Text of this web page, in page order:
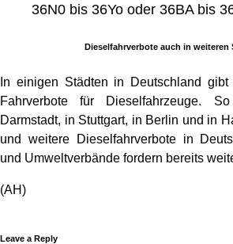
36N0 bis 36Yo oder 36BA bis
Dieselfahrverbote auch in weiteren
In einigen Städten in Deutschland
Fahrverbote für Dieselfahrzeuge.
Darmstadt, in Stuttgart, in Berlin und in
und weitere Dieselfahrverbote in
und Umweltverbände fordern bereits
(AH)
Leave a Reply